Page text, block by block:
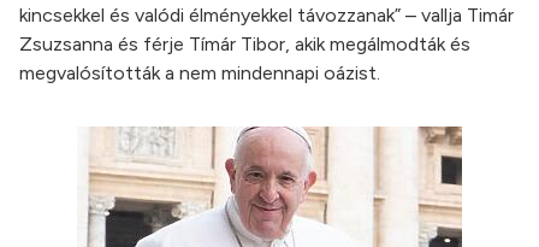
kincsekkel és valódi élményekkel távozzanak” – vallja Timár
Zsuzsanna és férje Tímár Tibor, akik megálmodták és
megvalósították a nem mindennapi oázist.